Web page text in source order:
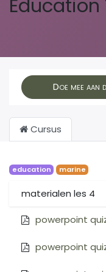
Education
Doe mee aan
Cursus
education marine
materialen les 4
powerpoint
powerpoint